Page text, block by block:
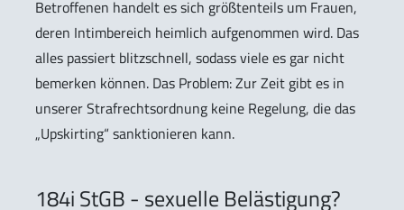
Betroffenen handelt es sich größtenteils um Frauen,
deren Intimbereich heimlich aufgenommen wird. Das
alles passiert blitzschnell, sodass viele es gar nicht
bemerken können. Das Problem: Zur Zeit gibt es in
unserer Strafrechtsordnung keine Regelung, die das
„Upskirting“ sanktionieren kann.
184i StGB - sexuelle Belästigung?